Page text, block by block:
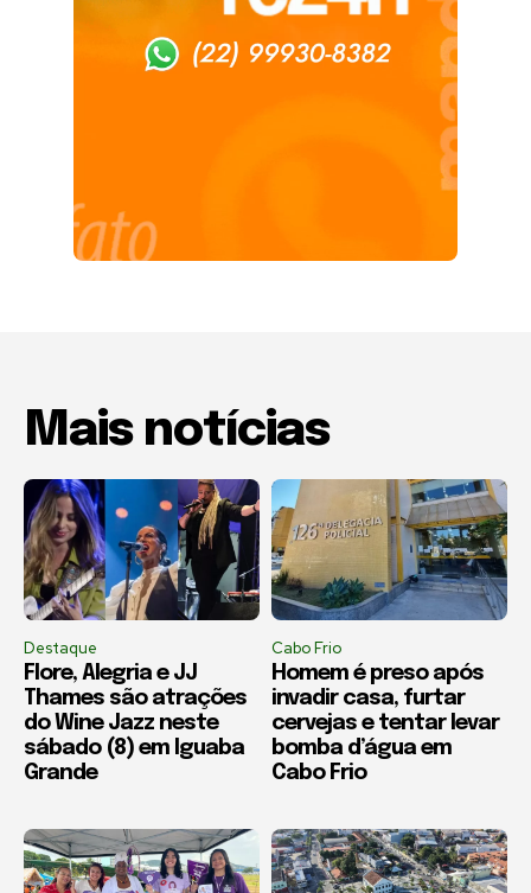
Mais notícias
Destaque
Flore, Alegria e JJ
Thames são atrações
do Wine Jazz neste
sábado (8) em Iguaba
Grande
Cabo Frio
Homem é preso após
invadir casa, furtar
cervejas e tentar levar
bomba d’água em
Cabo Frio